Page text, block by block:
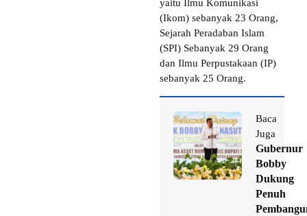
yaitu Ilmu Komunikasi
(Ikom) sebanyak 23 Orang,
Sejarah Peradaban Islam
(SPI) Sebanyak 29 Orang
dan Ilmu Perpustakaan (IP)
sebanyak 25 Orang.
Baca
Juga
Gubernur
Bobby
Dukung
Penuh